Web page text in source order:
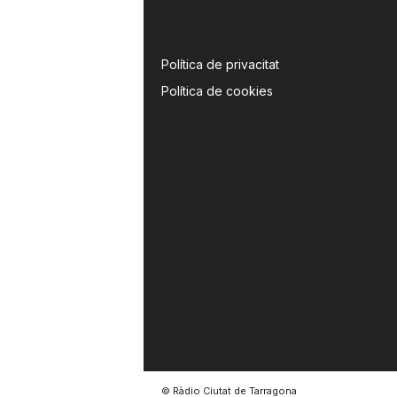
Política de privacitat
Política de cookies
© Ràdio Ciutat de Tarragona